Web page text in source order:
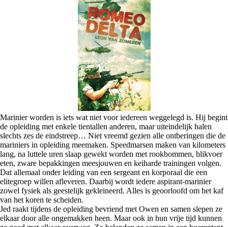
Marinier worden is iets wat niet voor iedereen weggelegd is. Hij begint
de opleiding met enkele tientallen anderen, maar uiteindelijk halen
slechts zes de eindstreep… Niet vreemd gezien alle ontberingen die de
mariniers in opleiding meemaken. Speedmarsen maken van kilometers
lang, na luttele uren slaap gewekt worden met rookbommen, blikvoer
eten, zware bepakkingen meesjouwen en keiharde trainingen volgen.
Dat allemaal onder leiding van een sergeant en korporaal die een
elitegroep willen afleveren. Daarbij wordt iedere aspirant-marinier
zowel fysiek als geestelijk gekleineerd. Alles is geoorloofd om het kaf
van het koren te scheiden.
Jed raakt tijdens de opleiding bevriend met Owen en samen slepen ze
elkaar door alle ongemakken heen. Maar ook in hun vrije tijd kunnen